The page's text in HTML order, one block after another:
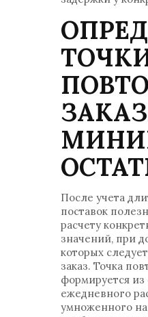
После учета
поставок
расчету
значений, при
которых
заказ. Точка
формируется из
ежедневного
умноженного